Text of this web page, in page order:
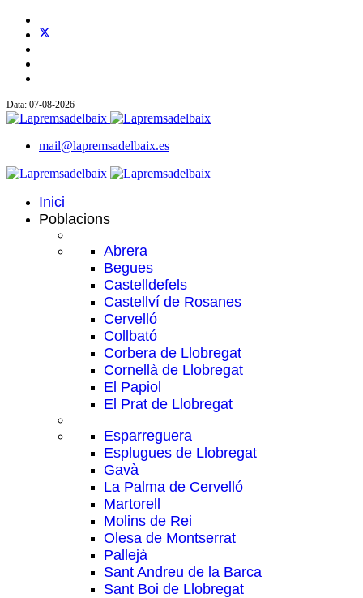
Data: 07-08-2026
mail@lapremsadelbaix.es
Inici
Poblacions
Abrera
Begues
Castelldefels
Castellví de Rosanes
Cervelló
Collbató
Corbera de Llobregat
Cornellà de Llobregat
El Papiol
El Prat de Llobregat
Esparreguera
Esplugues de Llobregat
Gavà
La Palma de Cervelló
Martorell
Molins de Rei
Olesa de Montserrat
Pallejà
Sant Andreu de la Barca
Sant Boi de Llobregat